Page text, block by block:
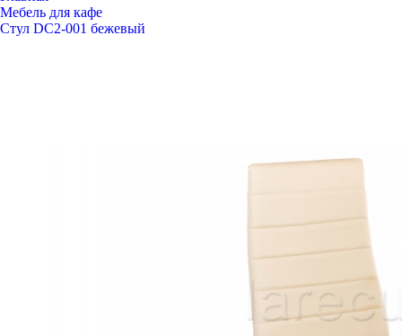
Мебель для кафе
Стул DC2-001 бежевый